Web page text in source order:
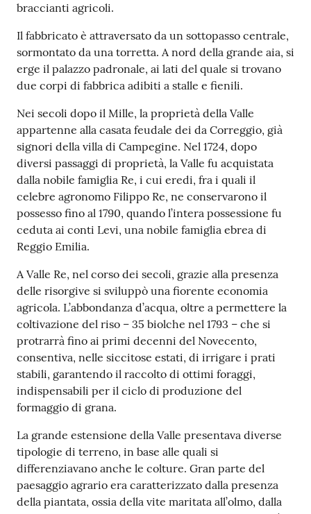
braccianti agricoli.
Il fabbricato è attraversato da un sottopasso centrale,
sormontato da una torretta. A nord della grande aia, si
erge il palazzo padronale, ai lati del quale si trovano
due corpi di fabbrica adibiti a stalle e fienili.
Nei secoli dopo il Mille, la proprietà della Valle
appartenne alla casata feudale dei da Correggio, già
signori della villa di Campegine. Nel 1724, dopo
diversi passaggi di proprietà, la Valle fu acquistata
dalla nobile famiglia Re, i cui eredi, fra i quali il
celebre agronomo Filippo Re, ne conservarono il
possesso fino al 1790, quando l’intera possessione fu
ceduta ai conti Levi, una nobile famiglia ebrea di
Reggio Emilia.
A Valle Re, nel corso dei secoli, grazie alla presenza
delle risorgive si sviluppò una fiorente economia
agricola. L’abbondanza d’acqua, oltre a permettere la
coltivazione del riso – 35 biolche nel 1793 – che si
protrarrà fino ai primi decenni del Novecento,
consentiva, nelle siccitose estati, di irrigare i prati
stabili, garantendo il raccolto di ottimi foraggi,
indispensabili per il ciclo di produzione del
formaggio di grana.
La grande estensione della Valle presentava diverse
tipologie di terreno, in base alle quali si
differenziavano anche le colture. Gran parte del
paesaggio agrario era caratterizzato dalla presenza
della piantata, ossia della vite maritata all’olmo, dalla